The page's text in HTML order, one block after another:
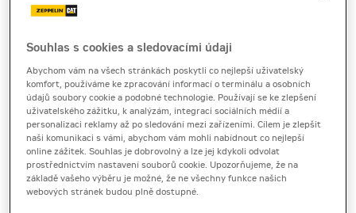
Cena za pronájem
1 - 22 dnů
2 010 Kč bez DPH
2 432 Kč s DPH
23 a více dnů
1 740 Kč bez DPH
Souhlas s cookies a sledovacími údaji
Abychom vám na všech stránkách poskytli co nejlepší uživatelský
komfort, používáme ke zpracování informací o terminálu a osobních
údajů soubory cookie a podobné technologie. Používají se ke zlepšení
uživatelského zážitku, k analýzám, integraci sociálních médií a
personalizaci reklamy až po sledování mezi zařízeními. Cílem je zlepšit
naši komunikaci s vámi, abychom vám mohli nabídnout co nejlepší
online zážitek. Souhlas je dobrovolný a lze jej kdykoli odvolat
prostřednictvím nastavení souborů cookie. Upozorňujeme, že na
základě vašeho výběru je možné, že ne všechny funkce našich
webových stránek budou plně dostupné.